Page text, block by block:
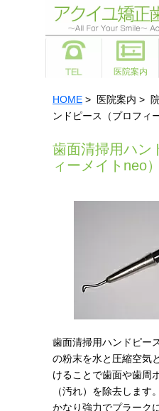
医院案内
HOME > 医院案内 >
ンドピース（プロフィ
歯面清掃用ハン
ィーメイトneo）
歯面清掃用ハンドピー
の粉末を水と圧縮空気
けることで歯面や歯周
（汚れ）を除去します。
かなり強力でプラーク